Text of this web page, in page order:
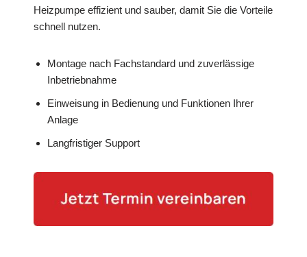
Heizpumpe effizient und sauber, damit Sie die Vorteile
schnell nutzen.
Montage nach Fachstandard und zuverlässige
Inbetriebnahme
Einweisung in Bedienung und Funktionen Ihrer
Anlage
Langfristiger Support